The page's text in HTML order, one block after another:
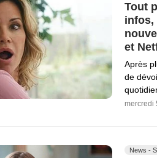
Tout
infos,
et
Après
de
mercredi
News -